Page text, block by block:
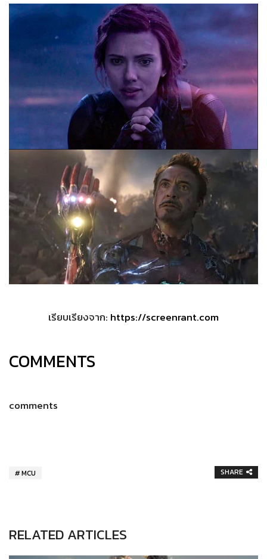
เรียบเรียงจาก: https://screenrant.com
COMMENTS
comments
MCU SHARE
RELATED ARTICLES